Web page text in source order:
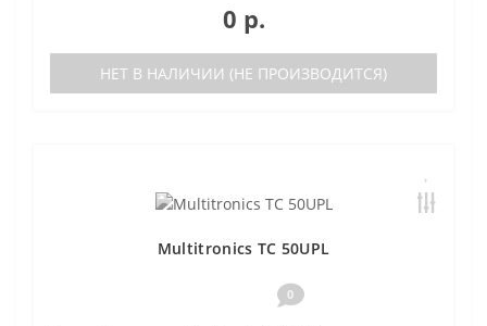
0 р.
НЕТ В НАЛИЧИИ (НЕ ПРОИЗВОДИТСЯ)
Multitronics TC 50UPL
0